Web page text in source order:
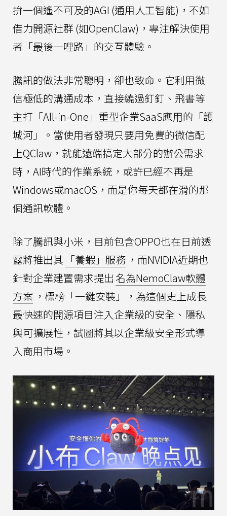
拚一個遙不可及的AGI (通用人工智能)，不如
借力開源社群 (如OpenClaw)，專注解決使用
者「最後一哩路」的交互體驗。
騰訊的做法非常聰明，卻也致命。它利用微
信極低的溝通成本，直接繞過釘釘、飛書等
主打「All-in-One」重型企業SaaS應用的「護
城河」。當使用者發現只要用免費的微信配
上QClaw，就能遠端搞定大部分的辦公需求
時，AI時代的作業系統，或許已經不再是
Windows或macOS，而是你每天都在滑的那
個通訊軟體。
除了騰訊與小米，目前包含OPPO也在日前透
露將推出其 「養蝦」服務 ，而NVIDIA近期也
針對企業建置需求提出 名為NemoClaw軟體
方案 ，標榜「一鍵安裝」，為這個史上成長
最快速的開源項目注入企業級的安全、隱私
與可擴展性，試圖將其以企業級安全形式導
入商用市場。